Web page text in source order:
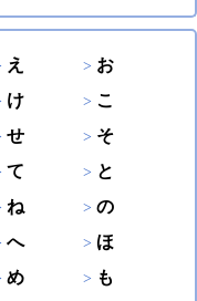
え
お
け
こ
せ
そ
て
と
ね
の
へ
ほ
め
も